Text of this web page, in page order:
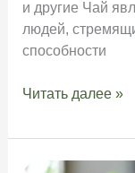
и другие Чай
людей,
способности
Гречишный
для
похудения
Читать далее »